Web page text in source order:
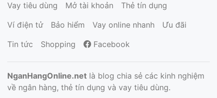
Vay tiêu dùng Mở tài khoản
Thẻ tín dụng
Ví điện tử
Bảo hiểm Vay online nhanh
Ưu đãi
Tin tức
Shopping Facebook
NganHangOnline.net là blog chia sẻ các kinh nghiệm
về ngân hàng, thẻ tín dụng và vay tiêu dùng.